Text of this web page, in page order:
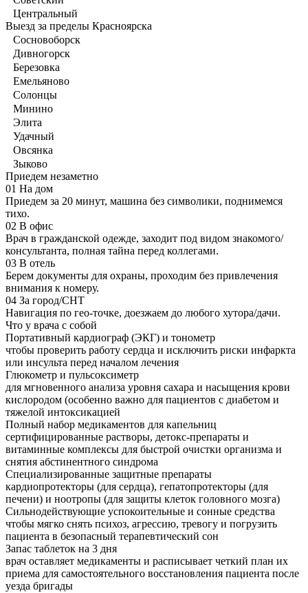
Центральный
Выезд за пределы Красноярска
Сосновоборск
Дивногорск
Березовка
Емельяново
Солонцы
Минино
Элита
Удачный
Овсянка
Зыково
Приедем незаметно
01 На дом
Приедем за 20 минут, машина без символики, поднимемся
тихо.
02 В офис
Врач в гражданской одежде, заходит под видом знакомого/
консультанта, полная тайна перед коллегами.
03 В отель
Берем документы для охраны, проходим без привлечения
внимания к номеру.
04 За город/СНТ
Навигация по гео-точке, доезжаем до любого хутора/дачи.
Что у врача с собой
Портативный кардиограф (ЭКГ) и тонометр
чтобы проверить работу сердца и исключить риски инфаркта
или инсульта перед началом лечения
Глюкометр и пульсоксиметр
для мгновенного анализа уровня сахара и насыщения крови
кислородом (особенно важно для пациентов с диабетом и
тяжелой интоксикацией
Полный набор медикаментов для капельниц
сертифицированные растворы, детокс-препараты и
витаминные комплексы для быстрой очистки организма и
снятия абстинентного синдрома
Специализированные защитные препараты
кардиопротекторы (для сердца), гепатопротекторы (для
печени) и ноотропы (для защиты клеток головного мозга)
Сильнодействующие успокоительные и сонные средства
чтобы мягко снять психоз, агрессию, тревогу и погрузить
пациента в безопасный терапевтический сон
Запас таблеток на 3 дня
врач оставляет медикаменты и расписывает четкий план их
приема для самостоятельного восстановления пациента после
уезда бригады